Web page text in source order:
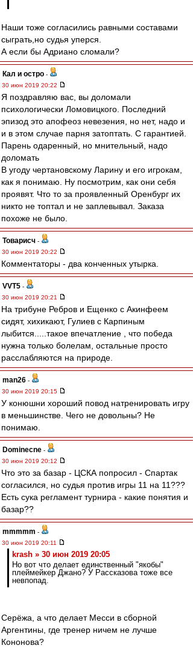
Наши тоже согласились равными составами
сыграть,но судья уперся.
А если бы Адриано сломали?
Кал и остро -
30 июн 2019 20:22
Я поздравляю вас, вы доломали
психологически Ломовицкого. Последний
эпизод это апофеоз невезения, но нет, надо и
и в этом случае парня затоптать. С гарантией.
Парень одаренный, но мнительный, надо
доломать
В угоду чертановскому Ларину и его игрокам,
как я понимаю. Ну посмотрим, как они себя
проявят. Что то за проявленный Оренбург их
никто не топтал и не заплевывал. Заказа
похоже не было.
Товарисч -
30 июн 2019 20:22
Комментаторы - два конченных утырка.
VVT5 -
30 июн 2019 20:21
На трибуне Ребров и Ещенко с Акинфеем
сидят, хихикают, Гулиев с Карпиным
лыбится.....такое впечатление , что победа
нужна только болелам, остальные просто
расслабляются на природе.
man26 -
30 июн 2019 20:15
У конюшни хороший повод натренировать игру
в меньшинстве. Чего не довольны? Не
понимаю.
Dominecne -
30 июн 2019 20:12
Что это за базар - ЦСКА попросил - Спартак
согласился, но судья против игры 11 на 11???
Есть сука регламент турнира - какие понятия и
базар??
mmmmm -
30 июн 2019 20:11
krash » 30 июн 2019 20:05
Но вот что делает единственный "якобы"
плеймейкер Джано? У Рассказова тоже все
невпопад.
Серёжа, а что делает Месси в сборной
Аргентины, где тренер ничем не лучше
Кононова?